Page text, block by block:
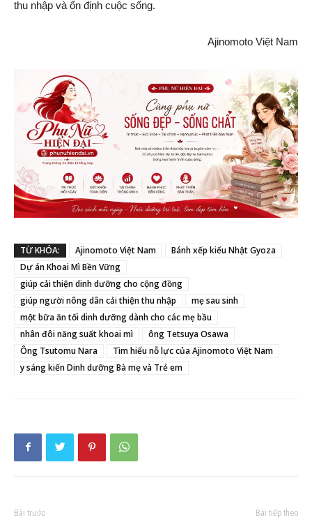
thu nhập và ổn định cuộc sống.
Ajinomoto Việt Nam
TỪ KHÓA: Ajinomoto Việt Nam
Bánh xếp kiểu Nhật Gyoza
Dự án Khoai Mì Bền Vững
giúp cải thiện dinh dưỡng cho cộng đồng
giúp người nông dân cải thiện thu nhập
mẹ sau sinh
một bữa ăn tối dinh dưỡng dành cho các mẹ bầu
nhân đôi năng suất khoai mì
ông Tetsuya Osawa
Ông Tsutomu Nara
Tìm hiểu nỗ lực của Ajinomoto Việt Nam
y sáng kiến Dinh dưỡng Bà mẹ và Trẻ em
Bài trước Bài tiếp theo